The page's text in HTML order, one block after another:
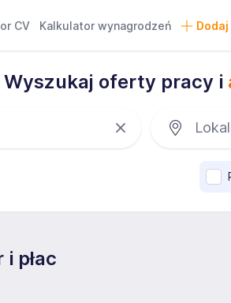
CV Kalkulator wynagrodzeń Dodaj
Wyszukaj oferty pracy i
płac